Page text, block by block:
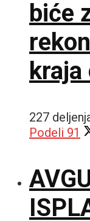
biće
kraja
227
Podeli 91